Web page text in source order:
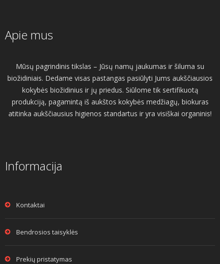
Apie mus
Mūsų pagrindinis tikslas – Jūsų namų jaukumas ir šiluma su
biožidiniais. Dedame visas pastangas pasiūlyti Jums aukščiausios
kokybės biožidinius ir jų priedus. Siūlome tik sertifikuotą
produkciją, pagamintą iš aukštos kokybės medžiagų, biokuras
atitinka aukščiausius higienos standartus ir yra visiškai organinis!
Informacija
Kontaktai
Bendrosios taisyklės
Prekių pristatymas